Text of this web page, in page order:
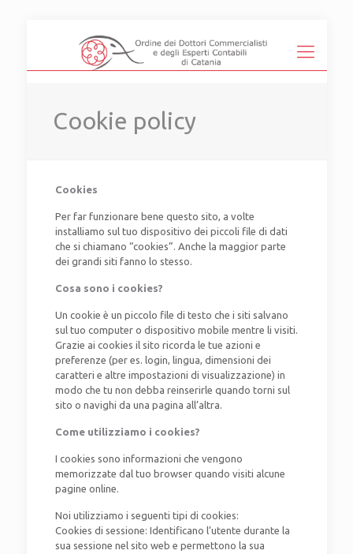
Cookie policy
Cookies
Per far funzionare bene questo sito, a volte
installiamo sul tuo dispositivo dei piccoli file di dati
che si chiamano “cookies”. Anche la maggior parte
dei grandi siti fanno lo stesso.
Cosa sono i cookies?
Un cookie è un piccolo file di testo che i siti salvano
sul tuo computer o dispositivo mobile mentre li visiti.
Grazie ai cookies il sito ricorda le tue azioni e
preferenze (per es. login, lingua, dimensioni dei
caratteri e altre impostazioni di visualizzazione) in
modo che tu non debba reinserirle quando torni sul
sito o navighi da una pagina all’altra.
Come utilizziamo i cookies?
I cookies sono informazioni che vengono
memorizzate dal tuo browser quando visiti alcune
pagine online.
Noi utilizziamo i seguenti tipi di cookies:
Cookies di sessione: Identificano l’utente durante la
sua sessione nel sito web e permettono la sua